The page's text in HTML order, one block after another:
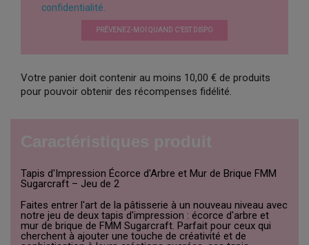
confidentialité.
PRÉVENEZ-MOI QUAND C’EST DISPO
Votre panier doit contenir au moins 10,00 € de produits
pour pouvoir obtenir des récompenses fidélité.
Tapis d'Impression Écorce d'Arbre et Mur de Brique FMM
Sugarcraft – Jeu de 2
Faites entrer l'art de la pâtisserie à un nouveau niveau avec
notre jeu de deux tapis d'impression : écorce d'arbre et
mur de brique de FMM Sugarcraft. Parfait pour ceux qui
cherchent à ajouter une touche de créativité et de